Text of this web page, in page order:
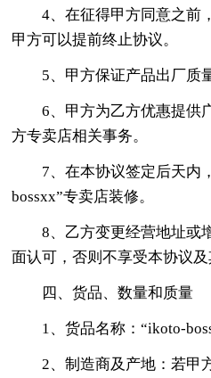
4、在征得甲方同意之前
甲方可以提前终止协议。
5、甲方保证产品出厂质
6、甲方为乙方优惠提供
方专卖店相关事务。
7、在本协议签定后天内
bossxx”专卖店装修。
8、乙方变更经营地址或
面认可，否则不享受本协议及
四、货品、数量和质量
1、货品名称：“ikoto-
2、制造商及产地：若甲